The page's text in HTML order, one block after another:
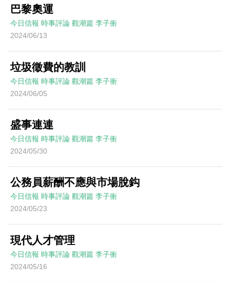
巴黎奧運
今日信報 時事評論 觀潮篇 李子衝
2024/06/13
垃圾徵費的教訓
今日信報 時事評論 觀潮篇 李子衝
2024/06/05
盛事連連
今日信報 時事評論 觀潮篇 李子衝
2024/05/30
公務員薪酬不應與市場脫鈎
今日信報 時事評論 觀潮篇 李子衝
2024/05/23
現代人才管理
今日信報 時事評論 觀潮篇 李子衝
2024/05/16